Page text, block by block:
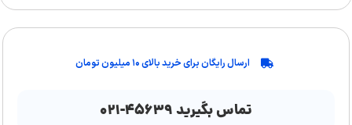
ارسال رایگان برای خرید بالای ۱۰ میلیون تومان
تماس بگیرید ۴۵۶۳۹-۰۲۱